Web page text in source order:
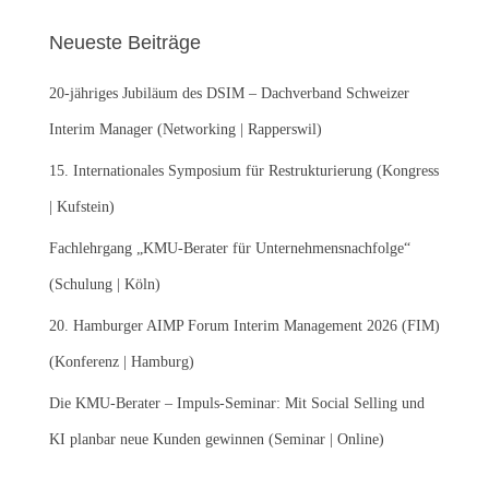
n
a
c
:
Neueste Beiträge
20-jähriges Jubiläum des DSIM – Dachverband Schweizer
Interim Manager (Networking | Rapperswil)
15. Internationales Symposium für Restrukturierung (Kongress
| Kufstein)
Fachlehrgang „KMU-Berater für Unternehmensnachfolge“
(Schulung | Köln)
20. Hamburger AIMP Forum Interim Management 2026 (FIM)
(Konferenz | Hamburg)
Die KMU-Berater – Impuls-Seminar: Mit Social Selling und
KI planbar neue Kunden gewinnen (Seminar | Online)